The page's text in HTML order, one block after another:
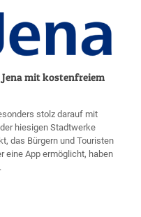
mit kostenfreiem
stolz darauf mit
hiesigen Stadtwerke
das Bürgern und Touristen
eine App ermöglicht, haben